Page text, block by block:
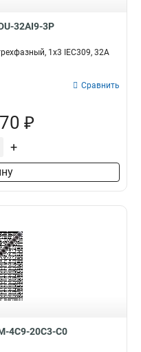
32AI9-3P
1х3 IEC309, 32A
Сравнить
₽
+
4C9-20C3-C0